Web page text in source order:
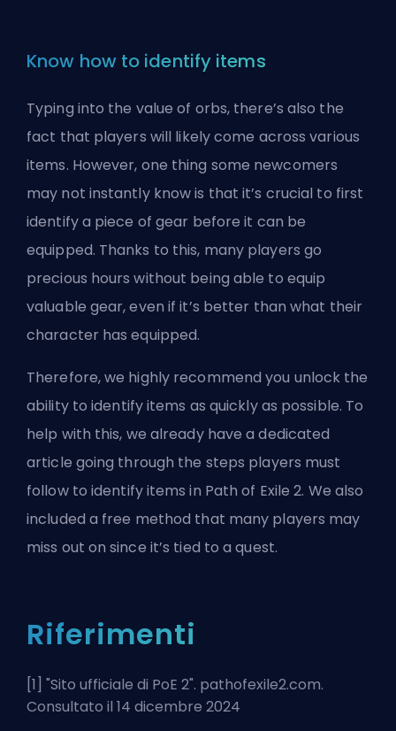
Know how to identify items
Typing into the value of orbs, there’s also the
fact that players will likely come across various
items. However, one thing some newcomers
may not instantly know is that it’s crucial to first
identify a piece of gear before it can be
equipped. Thanks to this, many players go
precious hours without being able to equip
valuable gear, even if it’s better than what their
character has equipped.
Therefore, we highly recommend you unlock the
ability to identify items as quickly as possible. To
help with this, we already have a dedicated
article going through the steps players must
follow to identify items in Path of Exile 2. We also
included a free method that many players may
miss out on since it’s tied to a quest.
Riferimenti
[1] "Sito ufficiale di PoE 2". pathofexile2.com.
Consultato il 14 dicembre 2024